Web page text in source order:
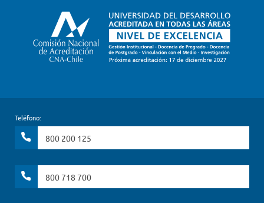
Teléfono:
800 200 125
800 718 700